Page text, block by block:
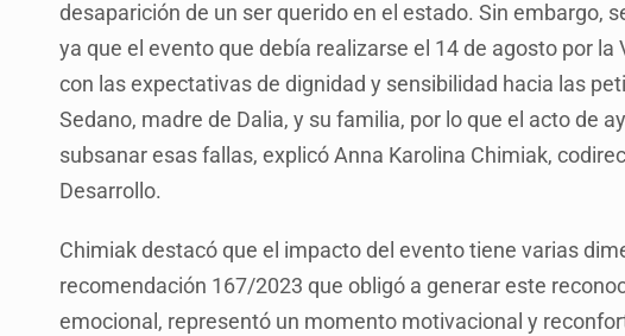
desaparición de un ser querido en el estado. Sin embargo,
ya que el evento que debía realizarse el 14 de agosto por
con las expectativas de dignidad y sensibilidad hacia las
Sedano, madre de Dalia, y su familia, por lo que el acto de
subsanar esas fallas, explicó Anna Karolina Chimiak,
Desarrollo.
Chimiak destacó que el impacto del evento tiene varias
recomendación 167/2023 que obligó a generar este
emocional, representó un momento motivacional y